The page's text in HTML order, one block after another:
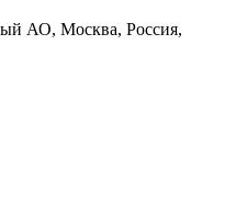
АО, Москва, Россия,